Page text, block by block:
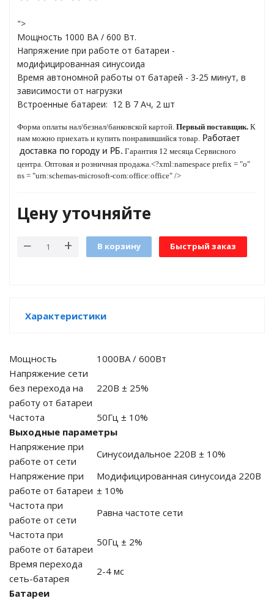
для
промышленности
систем
ИБП
для газовых и
отопления
питания
котла
и среднего офиса
">
Мощность 1000 ВА / 600 Вт.
Напряжение при работе от батареи -
модифицированная синусоида
Время автономной работы от батарей - 3-25 минут, в
зависимости от нагрузки
Встроенные батареи: 12 В 7 Ач, 2 шт
Форма оплаты нал/безнал/банковской картой. Первый поставщик. К
нам можно приехать и купить понравившийся товар. Работает
доставка по городу и РБ. Гарантия 12 месяца Сервисного
центра. Оптовая и розничная продажа.<?xml:namespace prefix = "o"
ns = "urn:schemas-microsoft-com:office:office" />
Цену уточняйте
В корзину Быстрый заказ
Характеристики
Мощность
1000ВА / 600Вт
Напряжение сети
без перехода на
работу от батареи
220В ± 25%
Частота
50Гц ± 10%
Выходные параметры
Напряжение при
работе от сети
Синусоидальное 220В ± 10%
Напряжение при
работе от батареи
Модифицированная синусоида 220В
± 10%
Частота при
работе от сети
Равна частоте сети
Частота при
работе от батареи
50Гц ± 2%
Время перехода
сеть-батарея
2-4 мс
Батареи